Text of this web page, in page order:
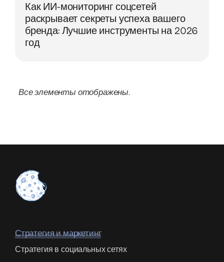
Как ИИ-мониторинг соцсетей
раскрывает секреты успеха вашего
бренда: Лучшие инструменты на 2026
год
Планирование публикаций